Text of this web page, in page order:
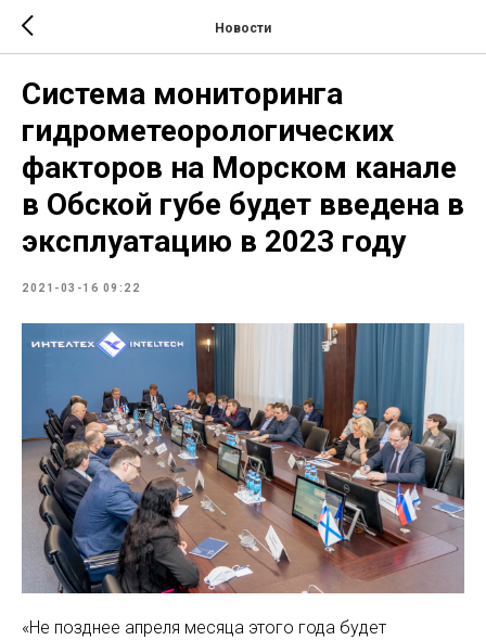
Новости
Система мониторинга
гидрометеорологических
факторов на Морском канале
в Обской губе будет введена в
эксплуатацию в 2023 году
2021-03-16 09:22
«Не позднее апреля месяца этого года будет